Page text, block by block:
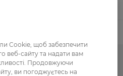
Cookie, щоб забезпечити
веб-сайту та надати вам
Продовжуючи
ви погоджуєтесь на